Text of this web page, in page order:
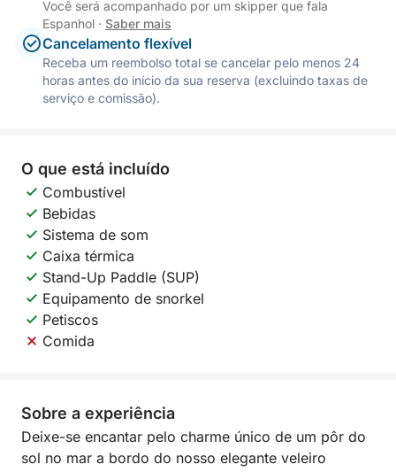
Você será acompanhado por um skipper que fala
Espanhol · Saber mais
Cancelamento flexível
Receba um reembolso total se cancelar pelo menos 24
horas antes do início da sua reserva (excluindo taxas de
serviço e comissão).
O que está incluído
Combustível
Bebidas
Sistema de som
Caixa térmica
Stand-Up Paddle (SUP)
Equipamento de snorkel
Petiscos
Comida
Sobre a experiência
Deixe-se encantar pelo charme único de um pôr do
sol no mar a bordo do nosso elegante veleiro